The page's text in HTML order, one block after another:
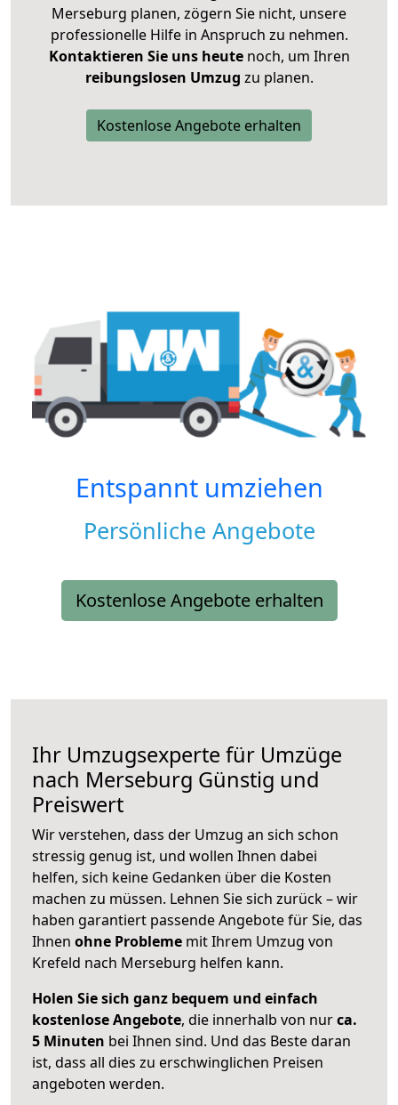
Merseburg planen, zögern Sie nicht, unsere
professionelle Hilfe in Anspruch zu nehmen.
Kontaktieren Sie uns heutenoch, um Ihren
reibungslosen Umzug zu planen.
Kostenlose Angebote erhalten
Entspannt umziehen
Persönliche Angebote
Kostenlose Angebote erhalten
Ihr Umzugsexperte für Umzüge
nach Merseburg Günstig und
Preiswert
Wir verstehen, dass der Umzug an sich schon
stressig genug ist, und wollen Ihnen dabei
helfen, sich keine Gedanken über die Kosten
machen zu müssen. Lehnen Sie sich zurück – wir
haben garantiert passende Angebote für Sie, das
Ihnen ohne Probleme mit Ihrem Umzug von
Krefeld nach Merseburg helfen kann.
Holen Sie sich ganz bequem und einfach
kostenlose Angebote, die innerhalb von nurca.
5 Minuten bei Ihnen sind. Und das Beste daran
ist, dass all dies zu erschwinglichen Preisen
angeboten werden.